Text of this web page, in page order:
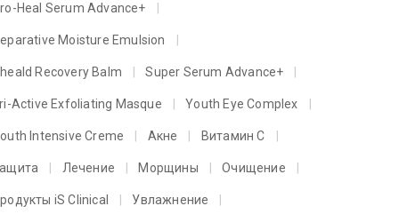
Heal Serum Advance+
Moisture Emulsion
Recovery Balm Super Serum Advance+
Active Exfoliating Masque Youth Eye Complex
Intensive Creme Акне Витамин C
Лечение Морщины Очищение
iS Clinical Увлажнение